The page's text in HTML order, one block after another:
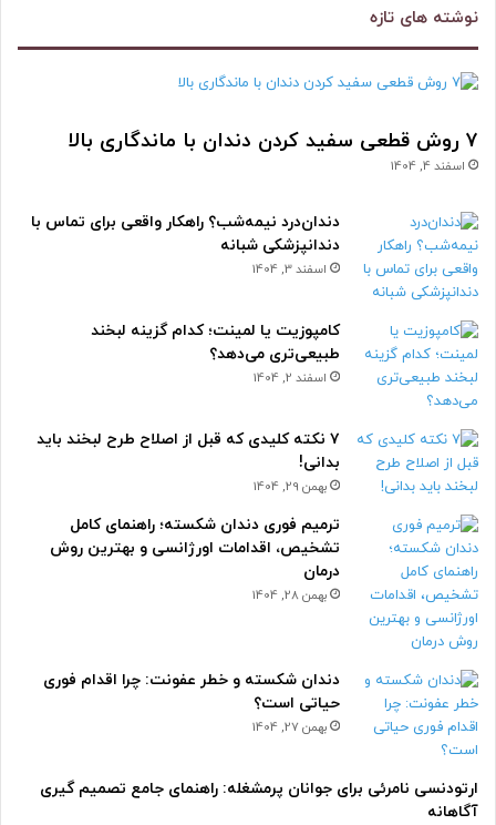
نوشته های تازه
۷ روش قطعی سفید کردن دندان با ماندگاری بالا
اسفند 4, 1404
دندان‌درد نیمه‌شب؟ راهکار واقعی برای تماس با
دندانپزشکی شبانه
اسفند 3, 1404
کامپوزیت یا لمینت؛ کدام گزینه لبخند
طبیعی‌تری می‌دهد؟
اسفند 2, 1404
۷ نکته کلیدی که قبل از اصلاح طرح لبخند باید
بدانی!
بهمن 29, 1404
ترمیم فوری دندان شکسته؛ راهنمای کامل
تشخیص، اقدامات اورژانسی و بهترین روش
درمان
بهمن 28, 1404
دندان شکسته و خطر عفونت: چرا اقدام فوری
حیاتی است؟
بهمن 27, 1404
ارتودنسی نامرئی برای جوانان پرمشغله: راهنمای جامع تصمیم گیری
آگاهانه